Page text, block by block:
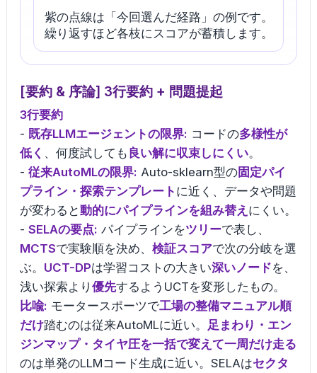
紫の点線は「今回選んだ経路」の例です。
繰り返すほど各枝にスコアが蓄積します。
[要約 & 序論] 3行要約 + 問題提起
3行要約
- 既存LLMエージェントの限界: コードの多様性が
低く 、何度試しても 良い解に収束しにくい。
- 従来AutoMLの限界: Auto-sklearn型の固定パイ
プライン・探索テンプレート に近く、データや問題
が変わると動的にパイプラインを組み替え にくい。
- SELAの要点: パイプラインをツリーで表し、
MCTSで実験順を決め、 検証スコアで次の分岐を選
ぶ。 UCT-DPは学習コストの大きい深いノードを、
浅い探索より 優先するようUCTを変形したもの。
比喩: モータースポーツで工場の整備マニュアル順
だけ踏むのは従来AutoMLに近い。 足まわり・エン
ジンマップ・タイヤ圧を一括で変えて一周だけ走る
のは単発のLLMコード生成に近い。SELAはセクタ